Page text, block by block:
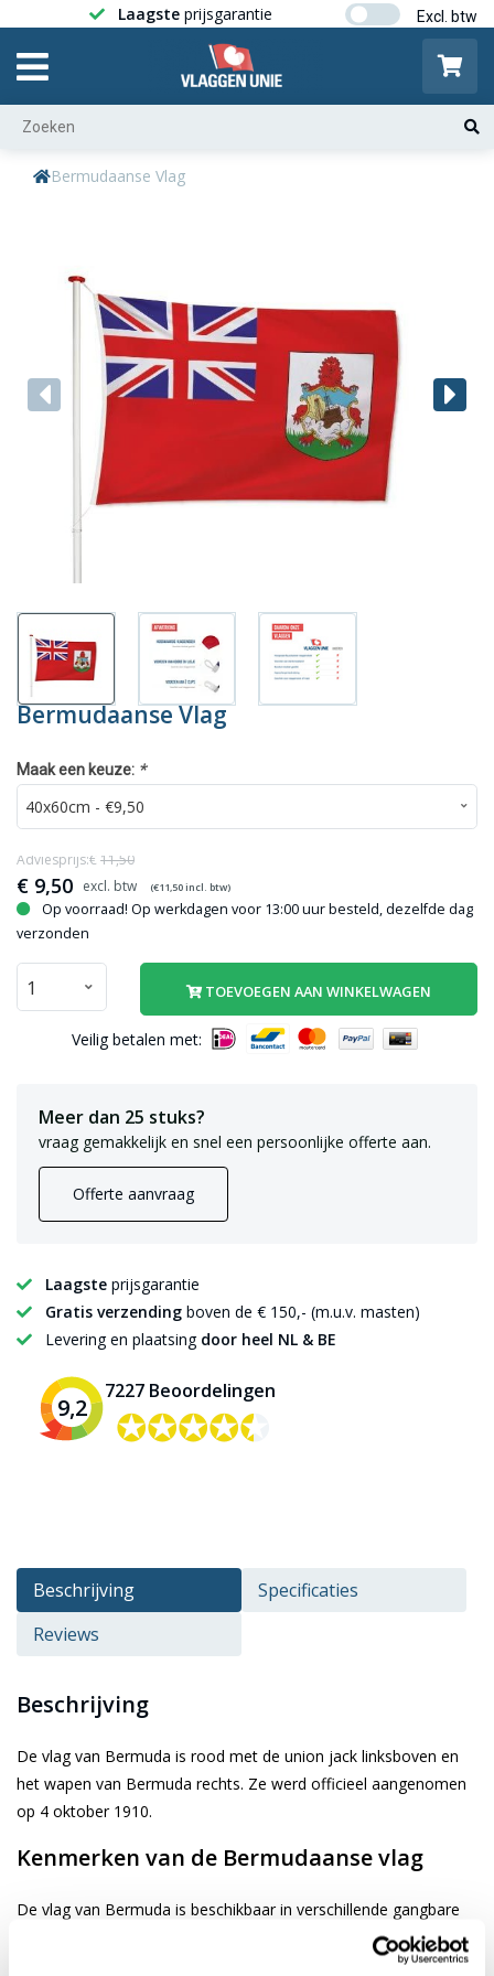
Laagste prijsgarantie Gratis
Bermudaanse Vlag
Bermudaanse Vlag
Maak een keuze: *
€ 9,50 (€11,50incl. btw)
Adviesprijs:€ 11,50
Op voorraad! Op werkdagen voor 13:00 uur besteld, dezelfde dag
verzonden
TOEVOEGEN AAN WINKELWAGEN
Veilig betalen met:
Meer dan 25 stuks?
vraag gemakkelijk en snel een persoonlijke offerte aan.
Offerte aanvraag
Laagste prijsgarantie
Gratis verzending boven de € 150,- (m.u.v. masten)
Levering en plaatsing door heel NL & BE
9,2
7227 Beoordelingen
✪✪✪✪✪
✪✪✪✪✪
Beschrijving
Specificaties
Reviews
Beschrijving
De vlag van Bermuda is rood met de union jack linksboven en
het wapen van Bermuda rechts. Ze werd officieel aangenomen
op 4 oktober 1910.
Kenmerken van de Bermudaanse vlag
De vlag van Bermuda is beschikbaar in verschillende gangbare
afmetingen. Je kiest de gewenste afbeelding via de keuze optie.
De vlag is gemaakt van 3-draads geweven glanspolyester